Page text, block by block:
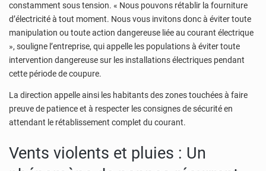
constamment sous tension. « Nous pouvons rétablir la fourniture
d’électricité à tout moment. Nous vous invitons donc à éviter toute
manipulation ou toute action dangereuse liée au courant électrique
», souligne l’entreprise, qui appelle les populations à éviter toute
intervention dangereuse sur les installations électriques pendant
cette période de coupure.
La direction appelle ainsi les habitants des zones touchées à faire
preuve de patience et à respecter les consignes de sécurité en
attendant le rétablissement complet du courant.
Vents violents et pluies : Un